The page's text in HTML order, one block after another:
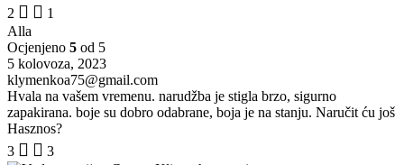
2
1
Alla
Ocjenjeno 5 od 5
5 kolovoza, 2023
klymenkoa75@gmail.com
Hvala na vašem vremenu. narudžba je stigla brzo, sigurno
zapakirana. boje su dobro odabrane, boja je na stanju. Naručit ću još
Hasznos?
3
3